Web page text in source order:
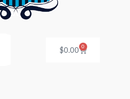
$0.00 0
Cart